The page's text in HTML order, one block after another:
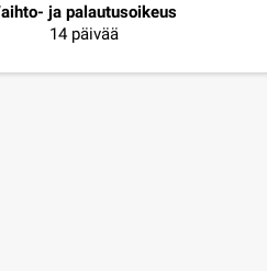
ja palautusoikeus
14 päivää